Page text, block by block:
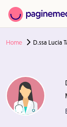
Home D.ssa Lucia